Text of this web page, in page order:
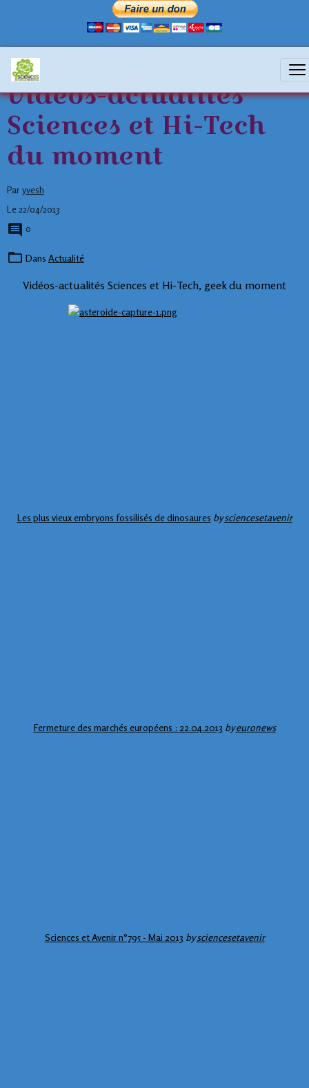
Vidéos-actualités
Sciences et Hi-Tech
du moment
Par yvesh
Le 22/04/2013
0
Dans Actualité
Vidéos-actualités Sciences et Hi-Tech, geek du moment
Les plus vieux embryons fossilisés de dinosaures bysciencesetavenir
Fermeture des marchés européens : 22.04.2013 byeuronews
Sciences et Avenir n°795 - Mai 2013 bysciencesetavenir